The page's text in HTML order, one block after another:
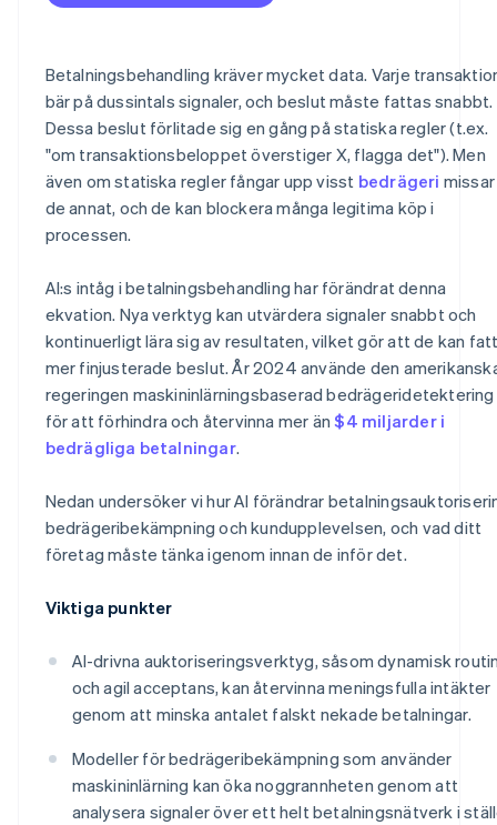
Betalningsbehandling kräver mycket data. Varje
bär på dussintals signaler, och beslut måste fattas snabbt.
Dessa beslut förlitade sig en gång på statiska regler (t.ex.
"om transaktionsbeloppet överstiger X, flagga det"). Men
även om statiska regler fångar upp visst bedrägeri missar
de annat, och de kan blockera många legitima köp i
processen.
AI:s intåg i betalningsbehandling har förändrat denna
ekvation. Nya verktyg kan utvärdera signaler snabbt och
kontinuerligt lära sig av resultaten, vilket gör att de kan
mer finjusterade beslut. År 2024 använde den
regeringen maskininlärningsbaserad bedrägeridetektering
för att förhindra och återvinna mer än$4 miljarder i
bedrägliga betalningar.
Nedan undersöker vi hur AI förändrar
bedrägeribekämpning och kundupplevelsen, och vad ditt
företag måste tänka igenom innan de inför det.
Viktiga punkter
AI-drivna auktoriseringsverktyg, såsom dynamisk
och agil acceptans, kan återvinna meningsfulla intäkter
genom att minska antalet falskt nekade betalningar.
Modeller för bedrägeribekämpning som använder
maskininlärning kan öka noggrannheten genom att
analysera signaler över ett helt betalningsnätverk i